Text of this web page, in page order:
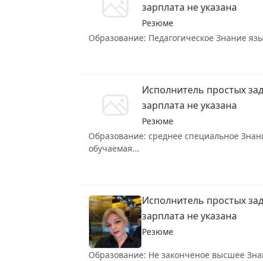
зарплата не указана
Резюме
Образование: Педагогическое Знание
Исполнитель простых
зарплата не указана
Резюме
Образование: среднее специальное
обучаемая...
Исполнитель простых
зарплата не указана
Резюме
Образование: Не законченое высшее